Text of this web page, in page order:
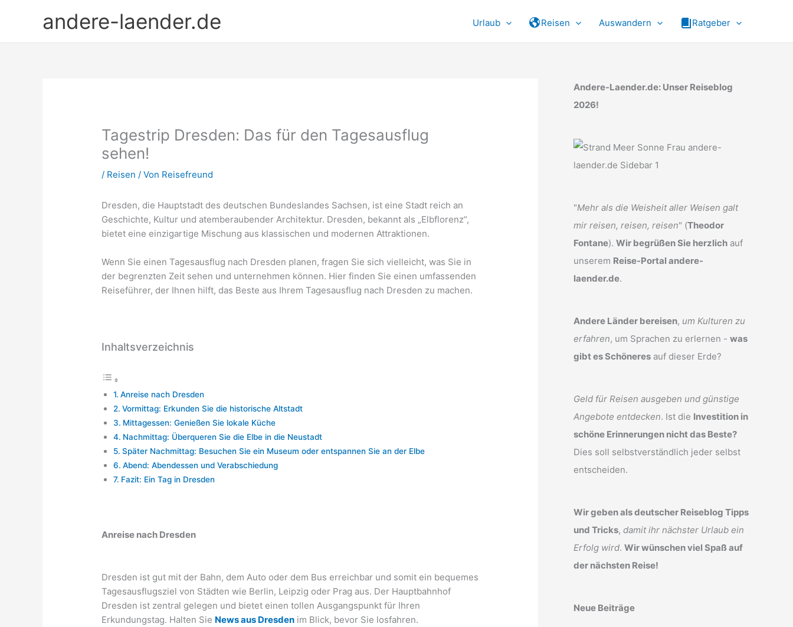
andere-laender.de Urlaub Reisen Auswandern Ratgeber
Tagestrip Dresden: Das für den Tagesausflug
sehen!
/ Reisen / Von Reisefreund
Dresden, die Hauptstadt des deutschen Bundeslandes Sachsen, ist eine Stadt reich an
Geschichte, Kultur und atemberaubender Architektur. Dresden, bekannt als „Elbflorenz“,
bietet eine einzigartige Mischung aus klassischen und modernen Attraktionen.
Wenn Sie einen Tagesausflug nach Dresden planen, fragen Sie sich vielleicht, was Sie in
der begrenzten Zeit sehen und unternehmen können. Hier finden Sie einen umfassenden
Reiseführer, der Ihnen hilft, das Beste aus Ihrem Tagesausflug nach Dresden zu machen.
Inhaltsverzeichnis
Anreise nach Dresden
Vormittag: Erkunden Sie die historische Altstadt
Mittagessen: Genießen Sie lokale Küche
Nachmittag: Überqueren Sie die Elbe in die Neustadt
Später Nachmittag: Besuchen Sie ein Museum oder entspannen Sie an der Elbe
Abend: Abendessen und Verabschiedung
Fazit: Ein Tag in Dresden
Anreise nach Dresden
Dresden ist gut mit der Bahn, dem Auto oder dem Bus erreichbar und somit ein bequemes
Tagesausflugsziel von Städten wie Berlin, Leipzig oder Prag aus. Der Hauptbahnhof
Dresden ist zentral gelegen und bietet einen tollen Ausgangspunkt für Ihren
Erkundungstag. Halten Sie News aus Dresden im Blick, bevor Sie losfahren.
Andere-Laender.de: Unser Reiseblog
2026!
"Mehr als die Weisheit aller Weisen galt
mir reisen, reisen, reisen" (Theodor
Fontane). Wir begrüßen Sie herzlich auf
unserem Reise-Portal andere-
laender.de.
Andere Länder bereisen, um Kulturen zu
erfahren, um Sprachen zu erlernen - was
gibt es Schöneres auf dieser Erde?
Geld für Reisen ausgeben und günstige
Angebote entdecken. Ist die Investition in
schöne Erinnerungen nicht das Beste?
Dies soll selbstverständlich jeder selbst
entscheiden.
Wir geben als deutscher Reiseblog Tipps
und Tricks, damit ihr nächster Urlaub ein
Erfolg wird. Wir wünschen viel Spaß auf
der nächsten Reise!
Neue Beiträge